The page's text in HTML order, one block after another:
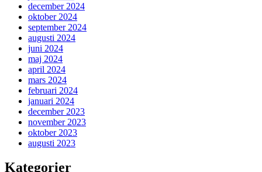
december 2024
oktober 2024
september 2024
augusti 2024
juni 2024
maj 2024
april 2024
mars 2024
februari 2024
januari 2024
december 2023
november 2023
oktober 2023
augusti 2023
Kategorier